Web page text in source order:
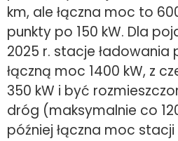
km, ale łączna moc to
punkty po 150 kW. Dla
2025 r. stacje ładowania
łączną moc 1400 kW, z
350 kW i być
dróg (maksymalnie co
później łączna moc